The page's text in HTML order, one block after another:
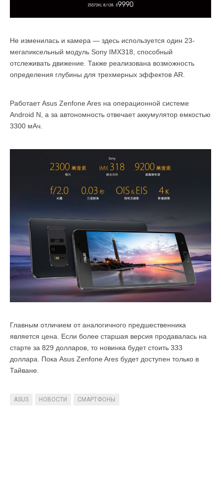
Не изменилась и камера — здесь используется один 23-
мегапиксельный модуль Sony IMX318, способный
отслеживать движение. Также реализована возможность
определения глубины для трехмерных эффектов AR.
Работает Asus Zenfone Ares на операционной системе
Android N, а за автономность отвечает аккумулятор емкостью
3300 мАч.
Главным отличием от аналогичного предшественника
является цена. Если более старшая версия продавалась на
старте за 829 долларов, то новинка будет стоить 333
доллара. Пока Asus Zenfone Ares будет доступен только в
Тайване.
ASUS НОВОСТИ СМАРТФОНЫ